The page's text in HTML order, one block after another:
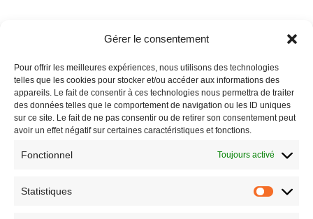
Gérer le consentement
Pour offrir les meilleures expériences, nous utilisons des technologies
telles que les cookies pour stocker et/ou accéder aux informations des
appareils. Le fait de consentir à ces technologies nous permettra de traiter
des données telles que le comportement de navigation ou les ID uniques
sur ce site. Le fait de ne pas consentir ou de retirer son consentement peut
avoir un effet négatif sur certaines caractéristiques et fonctions.
Fonctionnel Toujours activé
Statistiques